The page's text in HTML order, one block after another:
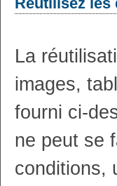
La
images,
fourni ci-
ne peut se
conditions,